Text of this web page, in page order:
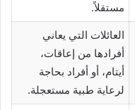
مستقلاً.
العائلات التي يعاني
أفرادها من إعاقات،
أيتام، أو أفراد بحاجة
لرعاية طبية مستعجلة.